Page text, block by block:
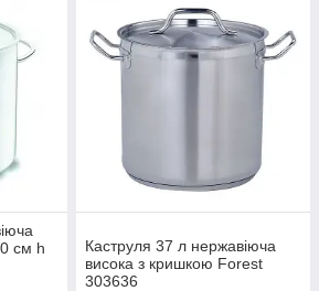
см h
Каструля 37 л нержавіюча
висока з кришкою Forest
303636